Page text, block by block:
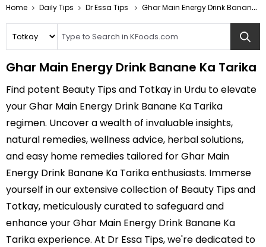
Home Daily Tips Dr Essa Tips Ghar Main Energy Drink Banane Ka Tarika
Ghar Main Energy Drink Banane Ka Tarika
Find potent Beauty Tips and Totkay in Urdu to elevate
your Ghar Main Energy Drink Banane Ka Tarika
regimen. Uncover a wealth of invaluable insights,
natural remedies, wellness advice, herbal solutions,
and easy home remedies tailored for Ghar Main
Energy Drink Banane Ka Tarika enthusiasts. Immerse
yourself in our extensive collection of Beauty Tips and
Totkay, meticulously curated to safeguard and
enhance your Ghar Main Energy Drink Banane Ka
Tarika experience. At Dr Essa Tips, we're dedicated to